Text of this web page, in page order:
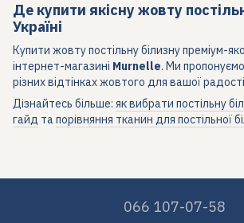
Де купити якісну жовту
Україні
Купити жовту постільну білизну преміум-
інтернет-магазині Murnelle. Ми
різних відтінках жовтого для вашої
Дізнайтесь більше: як вибрати постільну
гайд тапорівняння тканин для постільної
066 107-07-58